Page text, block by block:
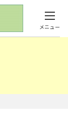
メニュー